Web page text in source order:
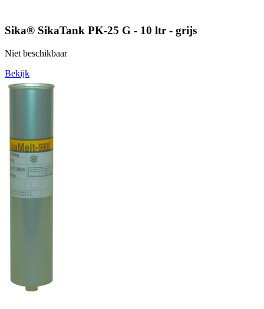
Sika® SikaTank PK-25 G - 10 ltr - grijs
Niet beschikbaar
Bekijk